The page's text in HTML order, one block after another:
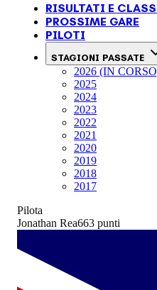
RISULTATI E
PROSSIME GARE
PILOTI
STAGIONI PASSATE
2026 (IN
2025
2024
2023
2022
2021
2020
2019
2018
2017
Pilota
Jonathan Rea663 punti